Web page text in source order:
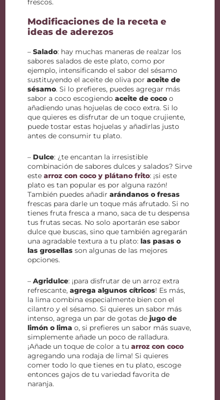
frescos.
Modificaciones de la receta e
ideas de aderezos
–Salado: hay muchas maneras de realzar los
sabores salados de este plato, como por
ejemplo, intensificando el sabor del sésamo
sustituyendo el aceite de oliva poraceite de
sésamo. Si lo prefieres, puedes agregar más
sabor a coco escogiendoaceite de coco o
añadiendo unas hojuelas de coco extra. Si lo
que quieres es disfrutar de un toque crujiente,
puede tostar estas hojuelas y añadirlas justo
antes de consumir tu plato.
– Dulce: ¿te encantan la irresistible
combinación de sabores dulces y salados? Sirve
estearroz con coco y plátano frito: ¡si este
plato es tan popular es por alguna razón!
También puedes añadirarándanos o fresas
frescas para darle un toque más afrutado. Si no
tienes fruta fresca a mano, saca de tu despensa
tus frutas secas. No solo aportarán ese sabor
dulce que buscas, sino que también agregarán
una agradable textura a tu plato:las pasas o
las grosellas son algunas de las mejores
opciones.
–Agridulce: ¡para disfrutar de un arroz extra
refrescante,agrega algunos cítricos! Es más,
la lima combina especialmente bien con el
cilantro y el sésamo. Si quieres un sabor más
intenso, agrega un par de gotas dejugo de
limón o lima o, si prefieres un sabor más suave,
simplemente añade un poco de ralladura.
¡Añade un toque de color a tuarroz con coco
agregando una rodaja de lima! Si quieres
comer todo lo que tienes en tu plato, escoge
entonces gajos de tu variedad favorita de
naranja.